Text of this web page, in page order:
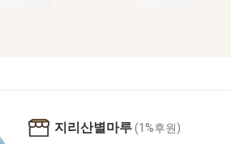
지리산별마루(1%후원)